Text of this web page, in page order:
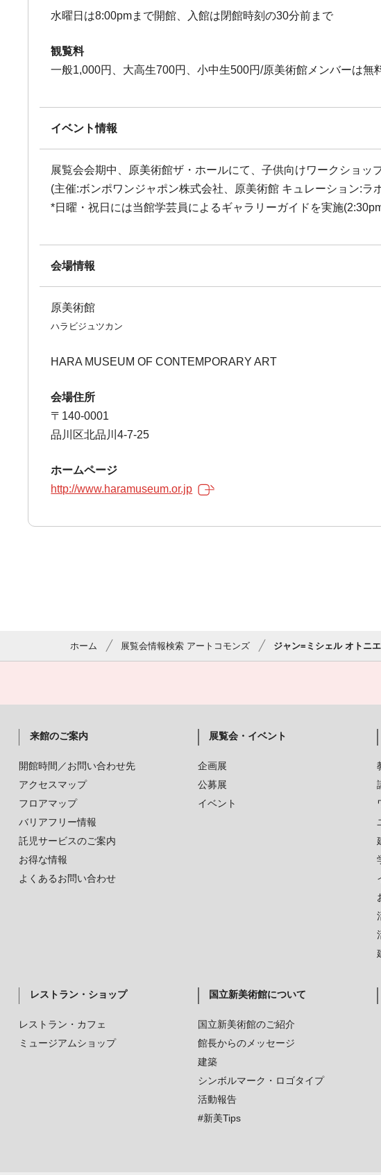
水曜日は8:00pmまで開館、入館は閉館時刻の30分前まで
観覧料
一般1,000円、大高生700円、小中生500円/原美術館メンバーは
イベント情報
展覧会会期中、原美術館ザ・ホールにて、子供向けワークショッ
(主催:ボンポワンジャポン株式会社、原美術館 キュレーション:ラ
*日曜・祝日には当館学芸員によるギャラリーガイドを実施
会場情報
原美術館
ハラビジュツカン
HARA MUSEUM OF CONTEMPORARY ART
会場住所
〒140-0001
品川区北品川4-7-25
ホームページ
http://www.haramuseum.or.jp
ホーム 展覧会情報検索 アートコモンズ ジャン=ミシェル オトニ
来館のご案内
開館時間／お問い合わせ先
アクセスマップ
フロアマップ
バリアフリー情報
託児サービスのご案内
お得な情報
よくあるお問い合わせ
展覧会・イベント
企画展
公募展
イベント
レストラン・ショップ
レストラン・カフェ
ミュージアムショップ
国立新美術館について
国立新美術館のご紹介
館長からのメッセージ
建築
シンボルマーク・ロゴタイプ
活動報告
#新美Tips